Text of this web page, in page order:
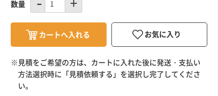
数量
※見積をご希望の方は、カートに入れた後に発送・支払い
方法選択時に「見積依頼する 」を選択し完了してくださ
い。